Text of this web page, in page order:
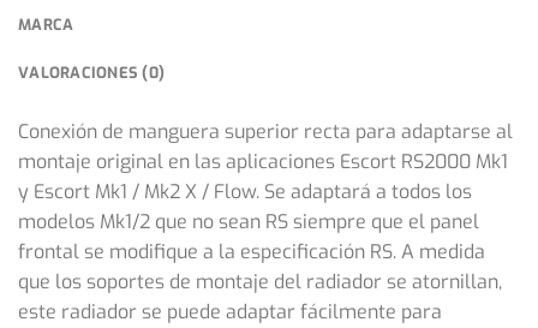
MARCA
VALORACIONES (0)
Conexión de manguera superior recta para adaptarse al
montaje original en las aplicaciones Escort RS2000 Mk1
y Escort Mk1 / Mk2 X / Flow. Se adaptará a todos los
modelos Mk1/2 que no sean RS siempre que el panel
frontal se modifique a la especificación RS. A medida
que los soportes de montaje del radiador se atornillan,
este radiador se puede adaptar fácilmente para